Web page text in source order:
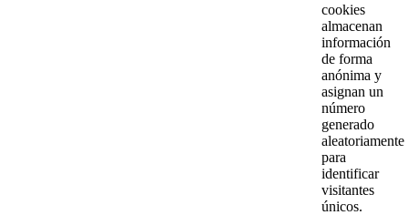
cookies
almacenan
información
de forma
anónima y
asignan un
número
generado
aleatoriamente
para
identificar
visitantes
únicos.